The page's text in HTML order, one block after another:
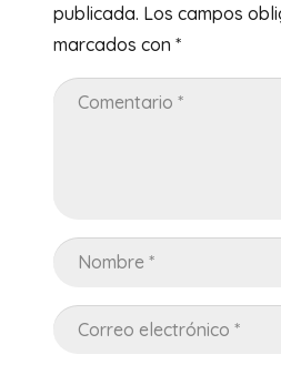
publicada. Los campos
marcados con *